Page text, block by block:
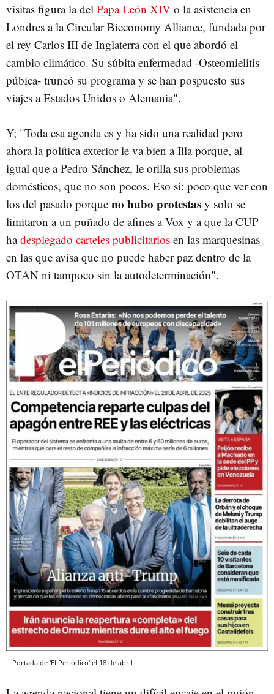
visitas figura la del Papa León XIV o la asistencia en
Londres a la Circular Bieconomy Alliance, fundada por
el rey Carlos III de Inglaterra con el que abordó el
cambio climático. Su súbita enfermedad -Osteomielitis
púbica- truncó su programa y se han pospuesto sus
viajes a Estados Unidos o Alemania".
Y; "Toda esa agenda es y ha sido una realidad pero
ahora la política exterior le va bien a Illa porque, al
igual que a Pedro Sánchez, le orilla sus problemas
domésticos, que no son pocos. Eso si: poco que ver con
los del pasado porque no hubo protestas y solo se
limitaron a un puñado de afines a Vox y a que la CUP
hadesplegado carteles publicitarios en las marquesinas
en las que avisa que no puede haber paz dentro de la
OTAN ni tampoco sin la autodeterminación".
Portada de 'El Periódico' el 18 de abril